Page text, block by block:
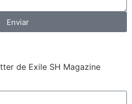
Enviar
de Exile SH Magazine